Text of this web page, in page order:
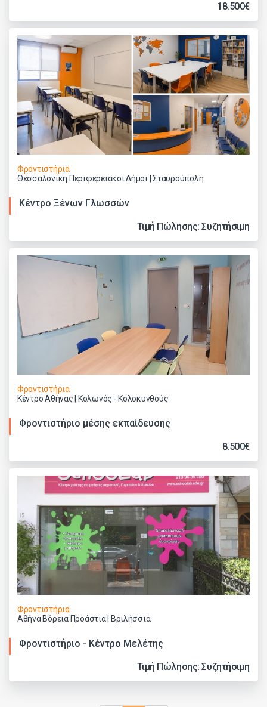
18.500€
Φροντιστήρια
Θεσσαλονίκη Περιφερειακοί Δήμοι | Σταυρούπολη
Κέντρο Ξένων Γλωσσών
Τιμή Πώλησης: Συζητήσιμη
Φροντιστήρια
Κέντρο Αθήνας | Κολωνός - Κολοκυνθούς
Φροντιστήριο μέσης εκπαίδευσης
8.500€
Φροντιστήρια
Αθήνα Βόρεια Προάστια | Βριλήσσια
Φροντιστήριο - Κέντρο Μελέτης
Τιμή Πώλησης: Συζητήσιμη